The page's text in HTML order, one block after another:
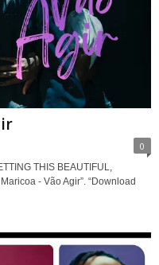
0
THIS BEAUTIFUL,
- Vão Agir”. “Download